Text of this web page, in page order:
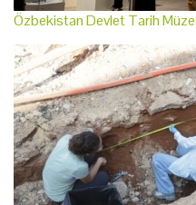
Özbekistan Devlet Tarih